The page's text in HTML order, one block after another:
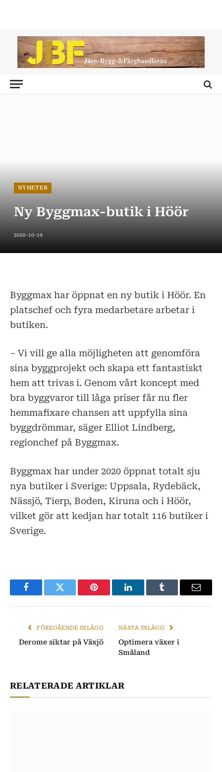
NYHETER
Ny Byggmax-butik i Höör
2020-10-19
Byggmax har öppnat en ny butik i Höör. En
platschef och fyra medarbetare arbetar i
butiken.
– Vi vill ge alla möjligheten att genomföra
sina byggprojekt och skapa ett fantastiskt
hem att trivas i. Genom vårt koncept med
bra byggvaror till låga priser får nu fler
hemmafixare chansen att uppfylla sina
byggdrömmar, säger Elliot Lindberg,
regionchef på Byggmax.
Byggmax har under 2020 öppnat totalt sju
nya butiker i Sverige: Uppsala, Rydebäck,
Nässjö, Tierp, Boden, Kiruna och i Höör,
vilket gör att kedjan har totalt 116 butiker i
Sverige.
FacebookTwitter Pinterest LinkedInTumblr
E-
FÖREGÅENDE INLÄGG
Derome siktar på Växjö
NÄSTA INLÄGG
Optimera växer i
Småland
RELATERADE ARTIKLAR